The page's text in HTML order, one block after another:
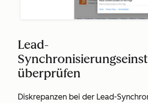
Lead-
überprüfen
Diskrepanzen bei der Lead-